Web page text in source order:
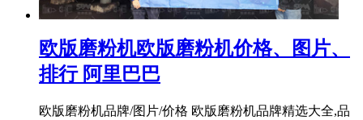
欧版磨粉机欧版磨粉机价格、图片、
排行 阿里巴巴
欧版磨粉机品牌/图片/价格 欧版磨粉机品牌精选大全,品